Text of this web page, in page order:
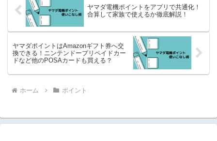
ヤマダ電機ポイントをアプリで共通化！
合算して家族で使えるか徹底解説！
ヤマダポイントはAmazonギフト券へ交
換できる！ニンテンドープリペイドカー
ドなど他のPOSAカードも買える？
ホーム ポイント